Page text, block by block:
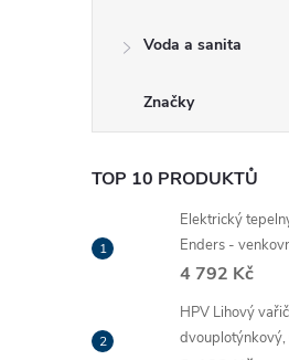
Voda a sanita
Značky
TOP 10 PRODUKTŮ
Elektrický
Enders -
4 792 Kč
HPV Lihový
dvouplotýnkový,